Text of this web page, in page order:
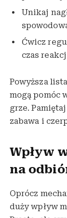
Unikaj
Ćwicz
czas
Powyższa
mogą pomóc
grze.
zabawa i
Wpływ
na
Oprócz
duży wpływ